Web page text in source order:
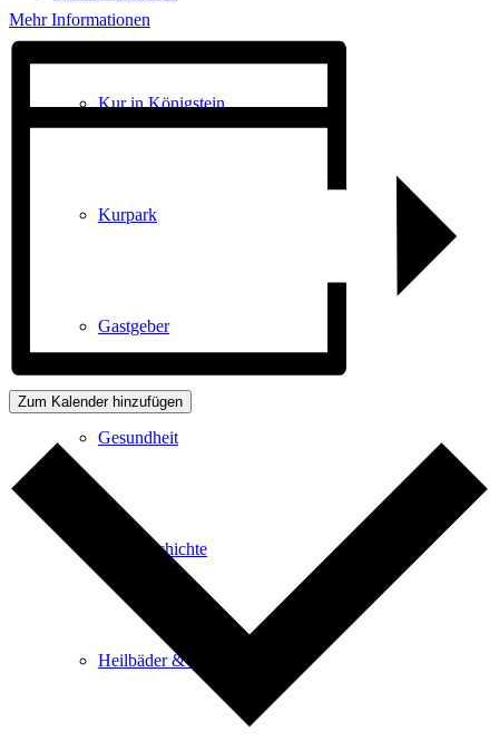
Kur in Königstein
Kurpark
Gastgeber
Gesundheit
Stadtgeschichte
Heilbäder & Kurorte
Mehr Informationen
Zum Kalender hinzufügen